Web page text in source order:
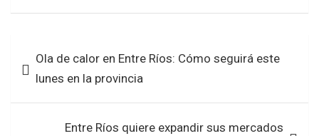
ce
o
o
k
tt at
A
p
p
ar
de Ola de calor en Entre Ríos: Cómo seguirá este
lunes en la provincia
Entre Ríos quiere expandir sus mercados